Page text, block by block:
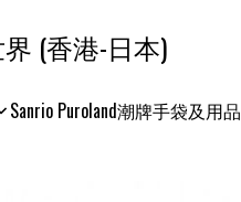
コンクエスト ワールド 征服世界 (香港-日本)
Sanrio Puroland潮牌手袋及用品